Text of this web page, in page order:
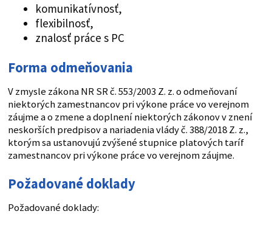
komunikatívnosť,
flexibilnosť,
znalosť práce s PC
Forma odmeňovania
V zmysle zákona NR SR č. 553/2003 Z. z. o odmeňovaní
niektorých zamestnancov pri výkone práce vo verejnom
záujme a o zmene a doplnení niektorých zákonov v znení
neskorších predpisov a nariadenia vlády č. 388/2018 Z. z.,
ktorým sa ustanovujú zvýšené stupnice platových taríf
zamestnancov pri výkone práce vo verejnom záujme.
Požadované doklady
Požadované doklady: